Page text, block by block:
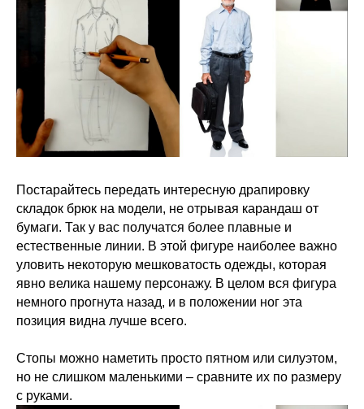
Постарайтесь передать интересную драпировку
складок брюк на модели, не отрывая карандаш от
бумаги. Так у вас получатся более плавные и
естественные линии. В этой фигуре наиболее важно
уловить некоторую мешковатость одежды, которая
явно велика нашему персонажу. В целом вся фигура
немного прогнута назад, и в положении ног эта
позиция видна лучше всего.
Стопы можно наметить просто пятном или силуэтом,
но не слишком маленькими – сравните их по размеру
с руками.